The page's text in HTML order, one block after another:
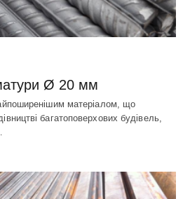
Ø 20 мм
матеріалом, що
багатоповерхових будівель,